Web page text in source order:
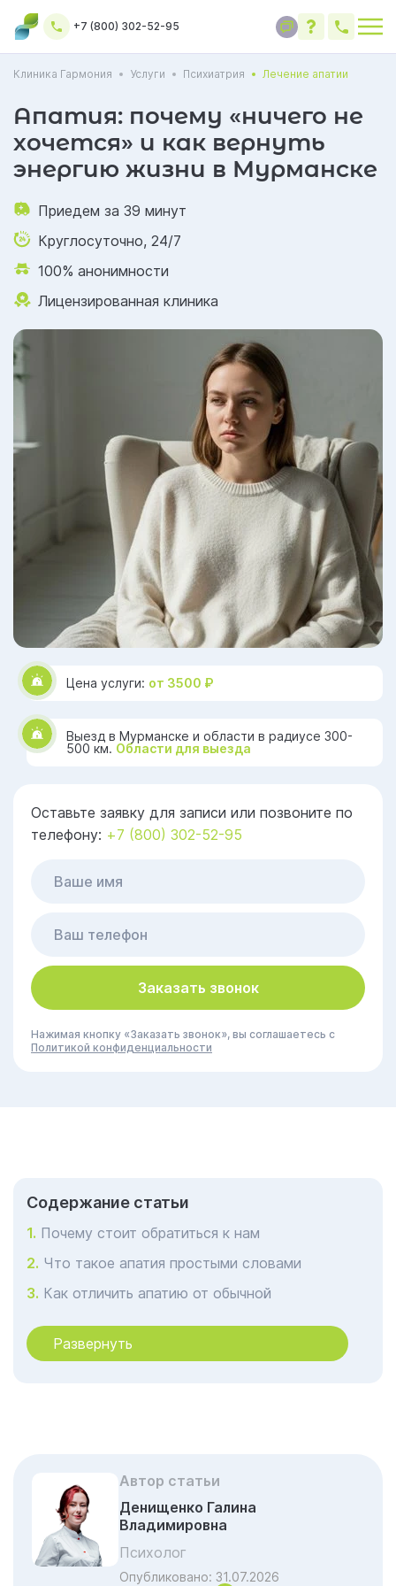
+7 (800) 302-52-95
Клиника Гармония Услуги Психиатрия Лечение апатии
Цена услуги: от 3500 ₽
Выезд в Мурманске и области в радиусе 300-
500 км. Области для выезда
Оставьте заявку для записи или позвоните по
телефону: +7 (800) 302-52-95
Заказать звонок
Нажимая кнопку «Заказать звонок», вы соглашаетесь с
Политикой конфиденциальности
Апатия: почему «ничего не
хочется» и как вернуть
энергию жизни в Мурманске
Приедем за 39 минут
Круглосуточно, 24/7
100% анонимности
Лицензированная клиника
Cодержание статьи
Почему стоит обратиться к нам
Что такое апатия простыми словами
Как отличить апатию от обычной
Основные причины апатии
Диагностика апатии: как понять, что
происходит на самом деле
Апатия и депрессия: в чём разница
Современные подходы к лечению апатии
Развернуть
Автор статьи
Денищенко Галина
Владимировна
Психолог
Опубликовано: 31.07.2026